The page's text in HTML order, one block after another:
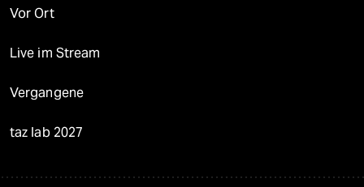
Vor Ort
Live im Stream
Vergangene
taz lab 2027